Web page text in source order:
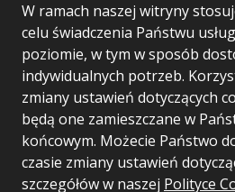
W ramach naszej witryny
celu świadczenia Państwu
poziomie, w tym w sposób
indywidualnych potrzeb.
zmiany ustawień dotyczących
będą one zamieszczane w
końcowym. Możecie Państwo
czasie zmiany ustawień
szczegółów w naszej Polityce
Statystyki oglądalności
Ostatnio dodane
Polityka prywatności
Wersja systemu: 5.7.0 [93]